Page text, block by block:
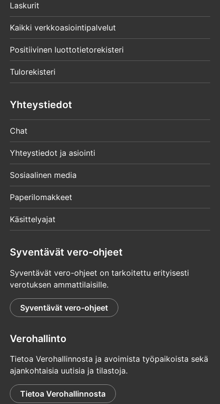
Laskurit
Kaikki verkkoasiointipalvelut
Positiivinen luottotietorekisteri
Tulorekisteri
Yhteystiedot
Chat
Yhteystiedot ja asiointi
Sosiaalinen media
Paperilomakkeet
Käsittelyajat
Syventävät vero-ohjeet
Syventävät vero-ohjeet on tarkoitettu erityisesti
verotuksen ammattilaisille.
Syventävät vero-ohjeet
Verohallinto
Tietoa Verohallinnosta ja avoimista työpaikoista sekä
ajankohtaisia uutisia ja tilastoja.
Tietoa Verohallinnosta